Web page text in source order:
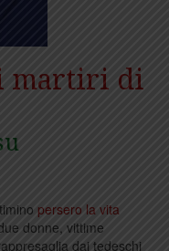
i martiri di
persero la vita
donne, vittime
dai tedeschi